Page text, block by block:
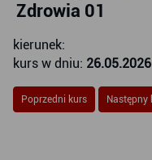
Zdrowia 01
kierunek:
kurs w dniu: 26.05.2026
Poprzedni kurs Następny